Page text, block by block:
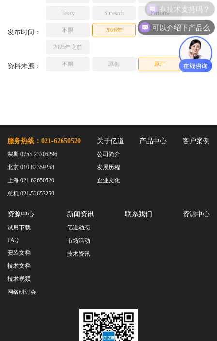
Tessy Suresoft Perforce
发布时间： 不限 2026年 2025年
2025年之前
资料来源： 不限 原创 原厂
服务热线：021-62650520
深圳 0755-23706296
北京 010-82359258
上海 021-62650520
总机 021-52653259
关于亿道
公司简介
发展历程
企业文化
产品中心 客户案例
资源中心
试用下载
FAQ
安装文档
技术文档
技术视频
网络研讨会
新闻资讯
亿道动态
市场活动
技术资讯
联系我们 资源中心
可以介绍下产品么
有技术支持吗？